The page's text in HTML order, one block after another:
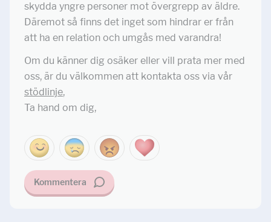
skydda yngre personer mot övergrepp av äldre.
Däremot så finns det inget som hindrar er från
att ha en relation och umgås med varandra!
Om du känner dig osäker eller vill prata mer med
oss, är du välkommen att kontakta oss via vår
stödlinje,
Ta hand om dig,
Kommentera